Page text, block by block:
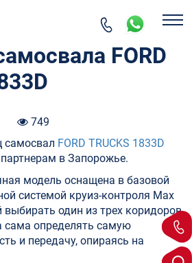
FORD
749
самосвал FORD TRUCKS 1833D
в Запорожье.
модель оснащена в базовой
системой круиз-контроля Max
один из трех коридоров
сама определять самую
и передачу, опираясь на